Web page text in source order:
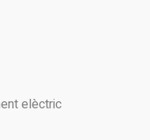
elèctric